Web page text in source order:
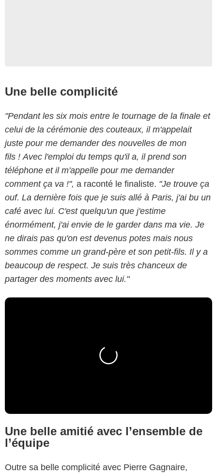
Une belle complicité
"Pendant les six mois entre le tournage de la finale et
celui de la cérémonie des couteaux, il m'appelait
juste pour me demander des nouvelles de mon
fils ! Avec l'emploi du temps qu'il a, il prend son
téléphone et il m'appelle pour me demander
comment ça va !", a raconté le finaliste. "Je trouve ça
ouf. La dernière fois que je suis allé à Paris, j'ai bu un
café avec lui. C'est quelqu'un que j'estime
énormément, j'ai envie de le garder dans ma vie. Je
ne dirais pas qu'on est devenus potes mais nous
sommes comme un grand-père et son petit-fils. Il y a
beaucoup de respect. Je suis très chanceux de
partager des moments avec lui."
Une belle amitié avec l’ensemble de
l’équipe
Outre sa belle complicité avec Pierre Gagnaire,